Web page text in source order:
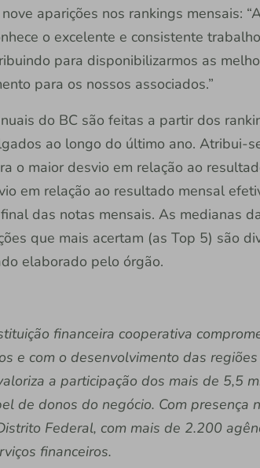
aparições nos rankings mensais:
o excelente e consistente
para disponibilizarmos as
para os nossos associados.”
do BC são feitas a partir dos
ao longo do último ano. Atribui-
o maior desvio em relação ao
em relação ao resultado mensal
das notas mensais. As medianas
que mais acertam (as Top 5) são
elaborado pelo órgão.
financeira cooperativa
e com o desenvolvimento das
a participação dos mais de 5,5
de donos do negócio. Com presença
Federal, com mais de 2.200
financeiros.